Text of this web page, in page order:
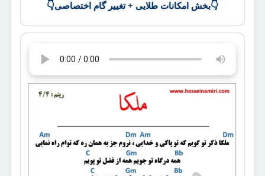
👇بخش امکانات طلایی + تغییر گام اختصاصی👇